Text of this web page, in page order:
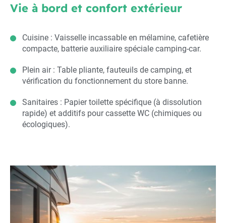
Vie à bord et confort extérieur
Cuisine : Vaisselle incassable en mélamine, cafetière
compacte, batterie auxiliaire spéciale camping-car.
Plein air : Table pliante, fauteuils de camping, et
vérification du fonctionnement du store banne.
Sanitaires : Papier toilette spécifique (à dissolution
rapide) et additifs pour cassette WC (chimiques ou
écologiques).